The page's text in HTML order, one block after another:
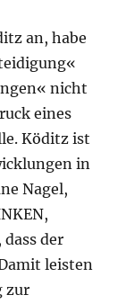
an, habe
nicht
eines
Köditz ist
in
Nagel,
der
leisten
zur